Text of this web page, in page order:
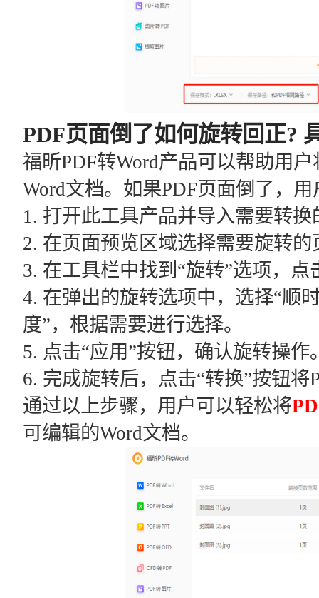
PDF页面倒了如何旋转回正?
福昕PDF转Word产品可以帮助用
Word文档。如果PDF页面倒了，
1. 打开此工具产品并导入需要转换
2. 在页面预览区域选择需要旋转的
3. 在工具栏中找到“旋转”选项，点
4. 在弹出的旋转选项中，选择“顺
度”，根据需要进行选择。
5. 点击“应用”按钮，确认旋转操作
6. 完成旋转后，点击“转换”按钮将
通过以上步骤，用户可以轻松将
可编辑的Word文档。